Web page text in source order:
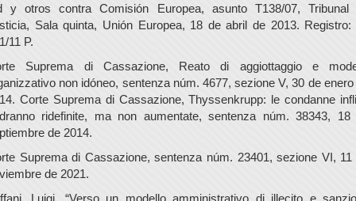
y otros contra Comisión Europea, asunto T138/07, Tribunal
Sala quinta, Unión Europea, 18 de abril de 2013. Registro:
11 P.
Suprema di Cassazione, Reato di aggiottaggio e
non idóneo, sentenza núm. 4677, sezione V, 30 de enero
Corte Suprema di Cassazione, Thyssenkrupp: le condanne
ridefinite, ma non aumentate, sentenza núm. 38343, 18
de 2014.
Suprema di Cassazione, sentenza núm. 23401, sezione VI, 11
de 2021.
Luigi, “Verso un modello amministrativo di illecito e